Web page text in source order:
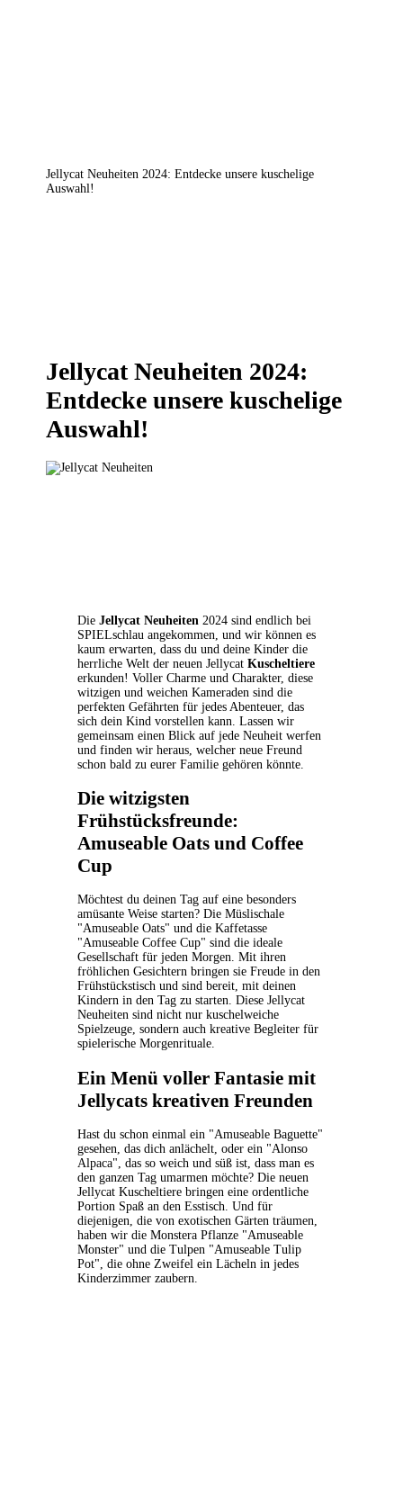
Jellycat Neuheiten 2024: Entdecke unsere kuschelige
Auswahl!
Jellycat Neuheiten 2024:
Entdecke unsere kuschelige
Auswahl!
Die Jellycat Neuheiten 2024 sind endlich bei
SPIELschlau angekommen, und wir können es
kaum erwarten, dass du und deine Kinder die
herrliche Welt der neuen Jellycat Kuscheltiere
erkunden! Voller Charme und Charakter, diese
witzigen und weichen Kameraden sind die
perfekten Gefährten für jedes Abenteuer, das
sich dein Kind vorstellen kann. Lassen wir
gemeinsam einen Blick auf jede Neuheit werfen
und finden wir heraus, welcher neue Freund
schon bald zu eurer Familie gehören könnte.
Die witzigsten
Frühstücksfreunde:
Amuseable Oats und Coffee
Cup
Möchtest du deinen Tag auf eine besonders
amüsante Weise starten? Die Müslischale
"Amuseable Oats" und die Kaffetasse
"Amuseable Coffee Cup" sind die ideale
Gesellschaft für jeden Morgen. Mit ihren
fröhlichen Gesichtern bringen sie Freude in den
Frühstückstisch und sind bereit, mit deinen
Kindern in den Tag zu starten. Diese Jellycat
Neuheiten sind nicht nur kuschelweiche
Spielzeuge, sondern auch kreative Begleiter für
spielerische Morgenrituale.
Ein Menü voller Fantasie mit
Jellycats kreativen Freunden
Hast du schon einmal ein "Amuseable Baguette"
gesehen, das dich anlächelt, oder ein "Alonso
Alpaca", das so weich und süß ist, dass man es
den ganzen Tag umarmen möchte? Die neuen
Jellycat Kuscheltiere bringen eine ordentliche
Portion Spaß an den Esstisch. Und für
diejenigen, die von exotischen Gärten träumen,
haben wir die Monstera Pflanze "Amuseable
Monster" und die Tulpen "Amuseable Tulip
Pot", die ohne Zweifel ein Lächeln in jedes
Kinderzimmer zaubern.